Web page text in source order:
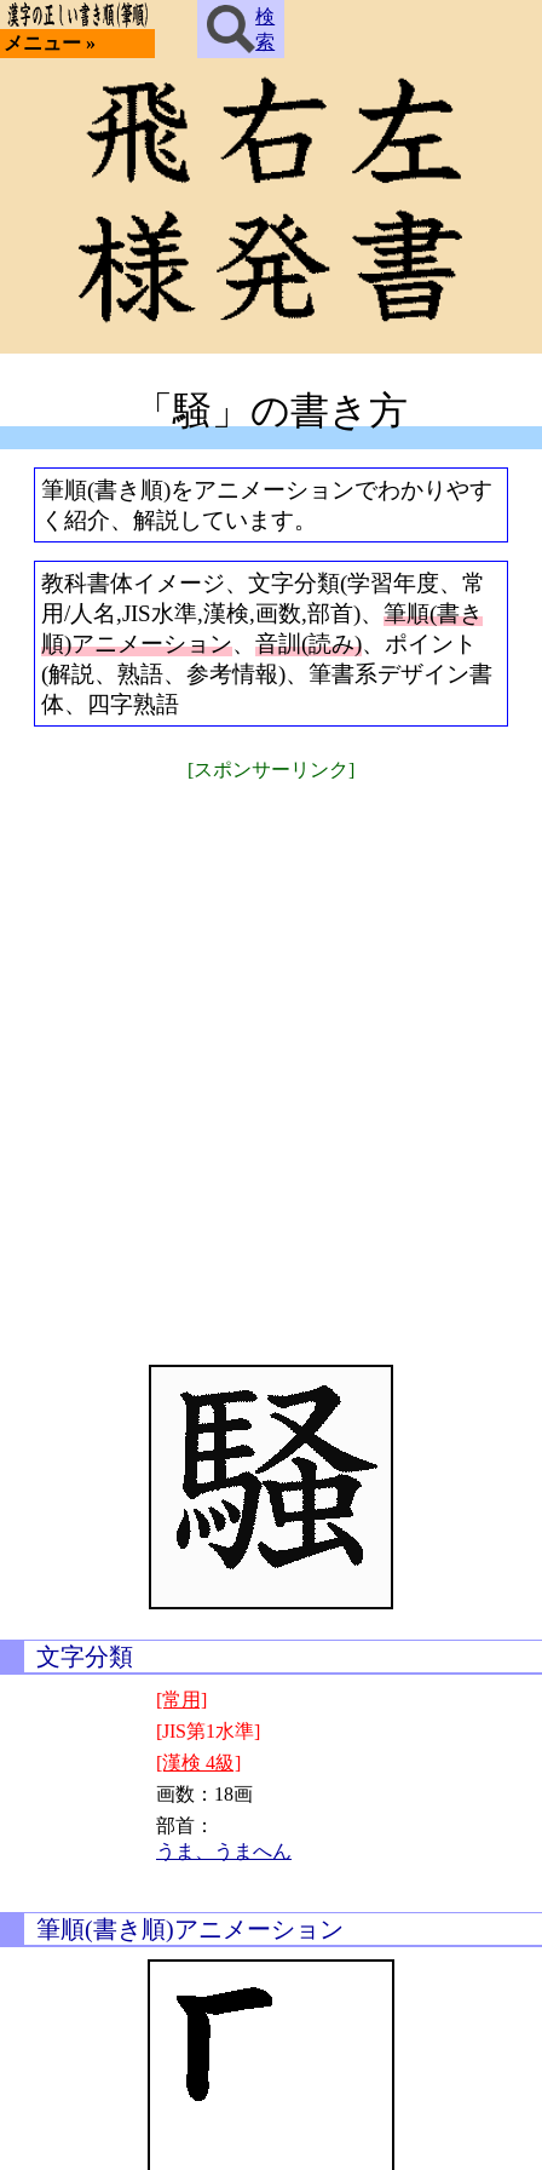
メニュー »
検
索
「騒」の書き方
筆順(書き順)をアニメーションでわかりやす
く紹介、解説しています。
教科書体イメージ、文字分類(学習年度、常
用/人名,JIS水準,漢検,画数,部首)、 筆順(書き
順)アニメーション、 音訓(読み)、ポイント
(解説、熟語、参考情報)、筆書系デザイン書
体、四字熟語
[スポンサーリンク]
文字分類
[常用]
[JIS第1水準]
[漢検 4級]
画数：18画
部首：
うま、うまへん
筆順(書き順)アニメーション